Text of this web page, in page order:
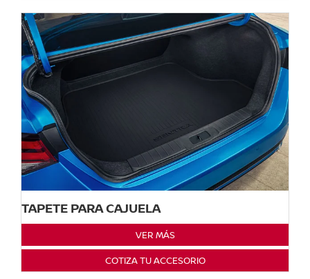
TAPETE PARA CAJUELA
VER MÁS
COTIZA TU ACCESORIO